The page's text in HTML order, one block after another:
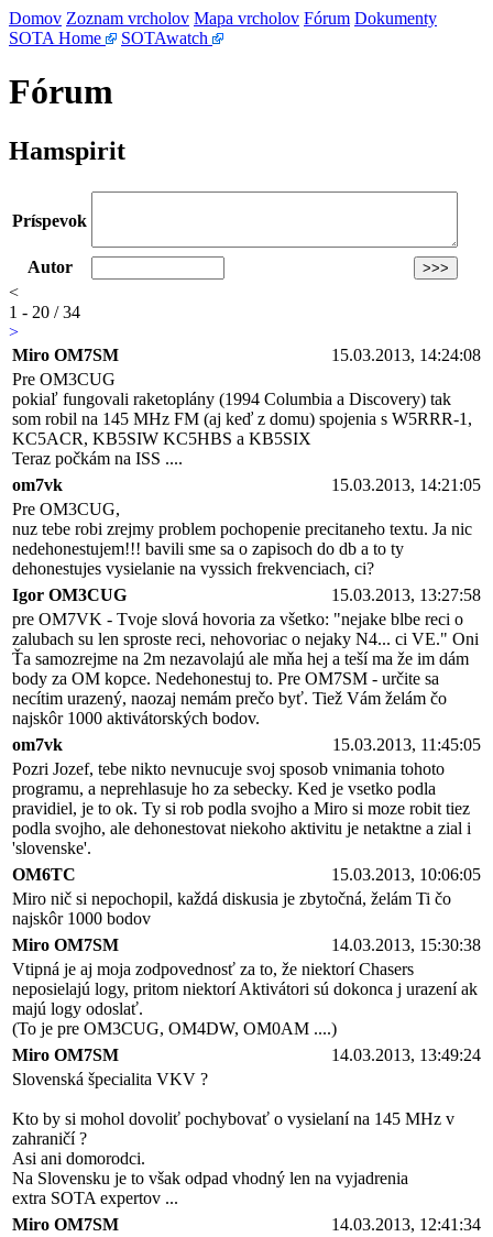
Domov Zoznam vrcholov Mapa vrcholov Fórum Dokumenty
SOTA Home
SOTAwatch
Fórum
Hamspirit
Príspevok
Autor
<
1 - 20 / 34
>
Miro OM7SM
15.03.2013, 14:24:08
Pre OM3CUG
pokiaľ fungovali raketoplány (1994 Columbia a Discovery) tak
som robil na 145 MHz FM (aj keď z domu) spojenia s W5RRR-1,
KC5ACR, KB5SIW KC5HBS a KB5SIX
Teraz počkám na ISS ....
om7vk
15.03.2013, 14:21:05
Pre OM3CUG,
nuz tebe robi zrejmy problem pochopenie precitaneho textu. Ja nic
nedehonestujem!!! bavili sme sa o zapisoch do db a to ty
dehonestujes vysielanie na vyssich frekvenciach, ci?
Igor OM3CUG
15.03.2013, 13:27:58
pre OM7VK - Tvoje slová hovoria za všetko: "nejake blbe reci o
zalubach su len sproste reci, nehovoriac o nejaky N4... ci VE." Oni
Ťa samozrejme na 2m nezavolajú ale mňa hej a teší ma že im dám
body za OM kopce. Nedehonestuj to. Pre OM7SM - určite sa
necítim urazený, naozaj nemám prečo byť. Tiež Vám želám čo
najskôr 1000 aktivátorských bodov.
om7vk
15.03.2013, 11:45:05
Pozri Jozef, tebe nikto nevnucuje svoj sposob vnimania tohoto
programu, a neprehlasuje ho za sebecky. Ked je vsetko podla
pravidiel, je to ok. Ty si rob podla svojho a Miro si moze robit tiez
podla svojho, ale dehonestovat niekoho aktivitu je netaktne a zial i
'slovenske'.
OM6TC
15.03.2013, 10:06:05
Miro nič si nepochopil, každá diskusia je zbytočná, želám Ti čo
najskôr 1000 bodov
Miro OM7SM
14.03.2013, 15:30:38
Vtipná je aj moja zodpovednosť za to, že niektorí Chasers
neposielajú logy, pritom niektorí Aktivátori sú dokonca j urazení ak
majú logy odoslať.
(To je pre OM3CUG, OM4DW, OM0AM ....)
Miro OM7SM
14.03.2013, 13:49:24
Slovenská špecialita VKV ?
Kto by si mohol dovoliť pochybovať o vysielaní na 145 MHz v
zahraničí ?
Asi ani domorodci.
Na Slovensku je to však odpad vhodný len na vyjadrenia
extra SOTA expertov ...
Miro OM7SM
14.03.2013, 12:41:34